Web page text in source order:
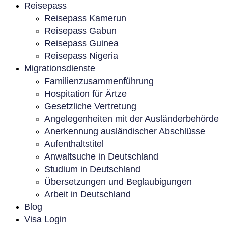
Reisepass
Reisepass Kamerun
Reisepass Gabun
Reisepass Guinea
Reisepass Nigeria
Migrationsdienste
Familienzusammenführung
Hospitation für Ärtze
Gesetzliche Vertretung
Angelegenheiten mit der Ausländerbehörde
Anerkennung ausländischer Abschlüsse
Aufenthaltstitel
Anwaltsuche in Deutschland
Studium in Deutschland
Übersetzungen und Beglaubigungen
Arbeit in Deutschland
Blog
Visa Login